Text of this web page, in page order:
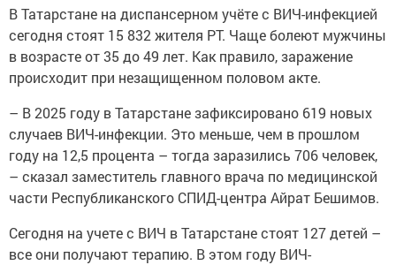
В Татарстане на диспансерном учёте с ВИЧ-инфекцией
сегодня стоят 15 832 жителя РТ. Чаще болеют мужчины
в возрасте от 35 до 49 лет. Как правило, заражение
происходит при незащищенном половом акте.
– В 2025 году в Татарстане зафиксировано 619 новых
случаев ВИЧ-инфекции. Это меньше, чем в прошлом
году на 12,5 процента – тогда заразились 706 человек,
– сказал заместитель главного врача по медицинской
части Республиканского СПИД-центра Айрат Бешимов.
Сегодня на учете с ВИЧ в Татарстане стоят 127 детей –
все они получают терапию. В этом году ВИЧ-